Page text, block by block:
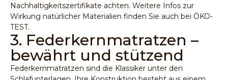
Nachhaltigkeitszertifikate achten. Weitere Infos zur
Wirkung natürlicher Materialien finden Sie auch bei ÖKO-
TEST.
3. Federkernmatratzen –
bewährt und stützend
Federkernmatratzen sind die Klassiker unter den